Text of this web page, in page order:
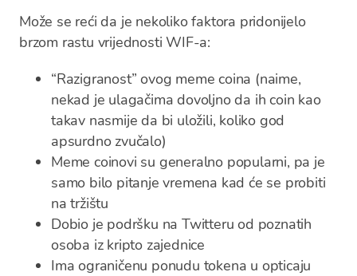
Može se reći da je nekoliko faktora pridonijelo
brzom rastu vrijednosti WIF-a:
“Razigranost” ovog meme coina (naime,
nekad je ulagačima dovoljno da ih coin kao
takav nasmije da bi uložili, koliko god
apsurdno zvučalo)
Meme coinovi su generalno popularni, pa je
samo bilo pitanje vremena kad će se probiti
na tržištu
Dobio je podršku na Twitteru od poznatih
osoba iz kripto zajednice
Ima ograničenu ponudu tokena u opticaju